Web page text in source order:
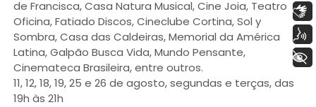
de Francisca, Casa Natura Musical, Cine Joia, Teatro
Oficina, Fatiado Discos, Cineclube Cortina, Sol y
Sombra, Casa das Caldeiras, Memorial da América
Latina, Galpão Busca Vida, Mundo Pensante,
Cinemateca Brasileira, entre outros.
11, 12, 18, 19, 25 e 26 de agosto, segundas e terças, das
19h às 21h
Libras
Voz
+ Acessibilidade